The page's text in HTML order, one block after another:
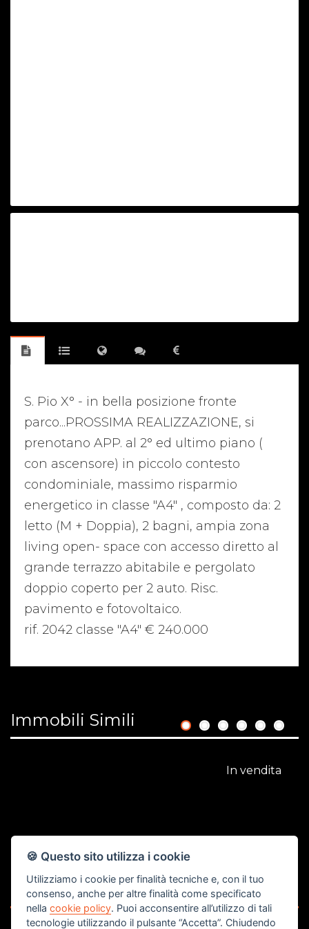
S. Pio X° - in bella posizione fronte
parco...PROSSIMA REALIZZAZIONE, si
prenotano APP. al 2° ed ultimo piano (
con ascensore) in piccolo contesto
condominiale, massimo risparmio
energetico in classe "A4" , composto da: 2
letto (M + Doppia), 2 bagni, ampia zona
living open- space con accesso diretto al
grande terrazzo abitabile e pergolato
doppio coperto per 2 auto. Risc.
pavimento e fotovoltaico.
rif. 2042 classe "A4" € 240.000
Immobili Simili
In vendita
€ 250.000
Piano Ultimo
1 2 3 4 5 6
🍪 Questo sito utilizza i cookie
Utilizziamo i cookie per finalità tecniche e, con il tuo
consenso, anche per altre finalità come specificato
nellacookie policy. Puoi acconsentire all’utilizzo di tali
tecnologie utilizzando il pulsante “Accetta”. Chiudendo